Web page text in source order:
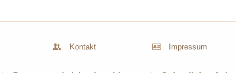
Kontakt Impressum